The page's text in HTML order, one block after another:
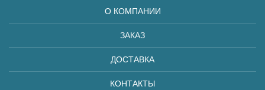
О КОМПАНИИ
ЗАКАЗ
ДОСТАВКА
КОНТАКТЫ